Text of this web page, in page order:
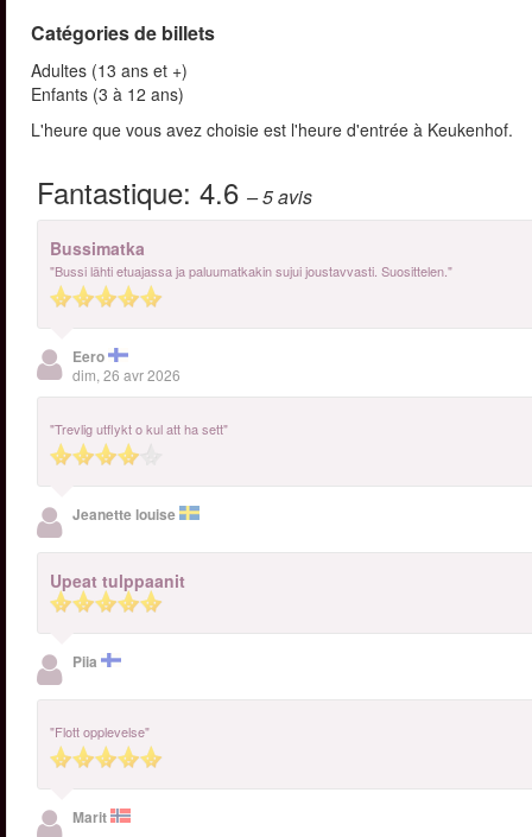
Catégories de billets
Adultes (13 ans et +)
Enfants (3 à 12 ans)
L'heure que vous avez choisie est l'heure d'entrée à Keukenhof.
Fantastique: 4.6 – 5avis
Bussimatka
"Bussi lähti etuajassa ja paluumatkakin sujui joustavvasti. Suosittelen."
Eero
dim, 26 avr 2026
"Trevlig utflykt o kul att ha sett"
Jeanette louise
Upeat tulppaanit
Piia
"Flott opplevelse"
Marit